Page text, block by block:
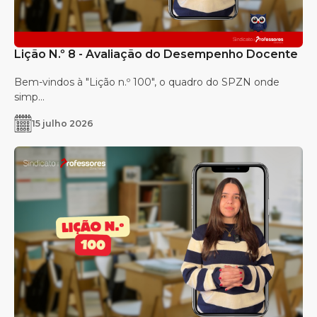
Lição N.º 8 - Avaliação do Desempenho Docente
Bem-vindos à "Lição n.º 100", o quadro do SPZN onde
simp...
15 julho 2026